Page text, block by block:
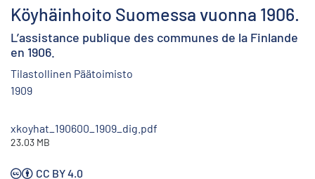
Köyhäinhoito Suomessa vuonna 1906.
L’assistance publique des communes de la Finlande
en 1906.
Tilastollinen Päätoimisto
1909
xkoyhat_190600_1909_dig.pdf
23.03 MB
CC BY 4.0